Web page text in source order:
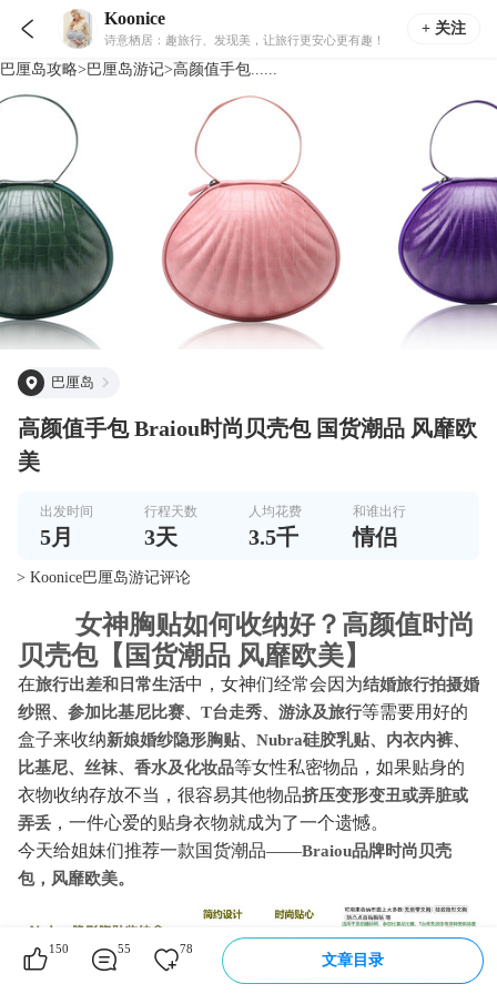
 Koonice
诗意栖居：趣旅行、发现美，让旅行更安心更有趣！
+ 关注
巴厘岛攻略> 巴厘岛游记>高颜值手包......
巴厘岛
高颜值手包 Braiou时尚贝壳包 国货潮品 风靡欧
美
出发时间
5月
行程天数
3天
人均花费
3.5千
和谁出行
情侣
> Koonice巴厘岛游记评论
女神胸贴如何收纳好？高颜值时尚
贝壳包【国货潮品 风靡欧美】
在旅行出差和日常生活中，女神们经常会因为结婚旅行拍摄婚
纱照、参加比基尼比赛、T台走秀、游泳及旅行等需要用好的
盒子来收纳新娘婚纱隐形胸贴、Nubra硅胶乳贴、内衣内裤、
比基尼、丝袜、香水及化妆品等女性私密物品，如果贴身的
衣物收纳存放不当，很容易其他物品挤压变形变丑或弄脏或
弄丢 ，一件心爱的贴身衣物就成为了一个遗憾。
今天给姐妹们推荐一款国货潮品——Braiou品牌时尚贝壳
包，风靡欧美。
150 55 78
文章目录